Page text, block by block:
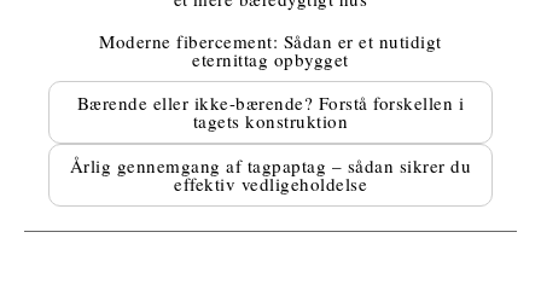
Moderne fibercement: Sådan er et nutidigt
eternittag opbygget
Bærende eller ikke-bærende? Forstå forskellen i
tagets konstruktion
Årlig gennemgang af tagpaptag – sådan sikrer du
effektiv vedligeholdelse